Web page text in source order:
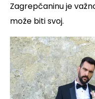
Zagrepčaninu je
može biti svoj.